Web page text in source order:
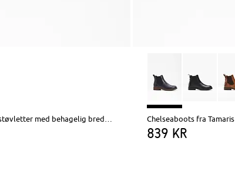
Cowboy-ankelstøvletter med behagelig bredde fra Jana Chelseaboots fra Tamaris
839 kr